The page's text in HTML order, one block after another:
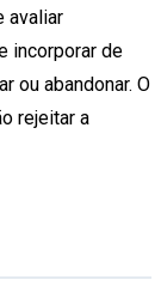
avaliar
incorporar de
ou abandonar. O
rejeitar a